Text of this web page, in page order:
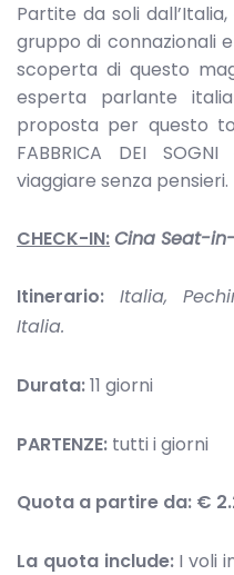
Partite da soli
gruppo di connazionali
scoperta di questo
esperta parlante
proposta per questo
FABBRICA DEI
viaggiare senza pensieri.
CHECK-IN:Cina Seat-
Itinerario: Italia,
Italia.
Durata:11 giorni
PARTENZE: tutti i giorni
Quota a partire da: €
La quota include:I voli